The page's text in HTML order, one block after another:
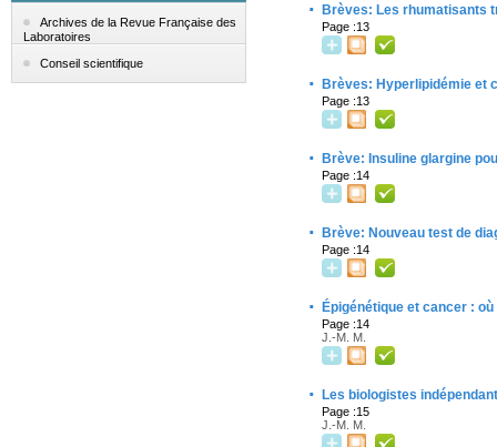
Archives de la Revue Française des
Laboratoires
Conseil scientifique
· Brèves: Les rhumatisants
Page :13
· Brèves: Hyperlipidémie et
Page :13
· Brève: Insuline glargine
Page :14
· Brève: Nouveau test de
Page :14
· Épigénétique et cancer :
Page :14
J.-M. M.
· Les biologistes
Page :15
J.-M. M.